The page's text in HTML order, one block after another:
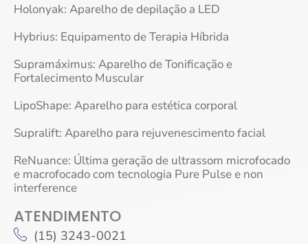
Holonyak: Aparelho de depilação a LED
Hybrius: Equipamento de Terapia Híbrida
Supramáximus: Aparelho de Tonificação e
Fortalecimento Muscular
LipoShape: Aparelho para estética corporal
Supralift: Aparelho para rejuvenescimento facial
ReNuance: Última geração de ultrassom microfocado
e macrofocado com tecnologia Pure Pulse e non
interference
ATENDIMENTO
(15) 3243-0021